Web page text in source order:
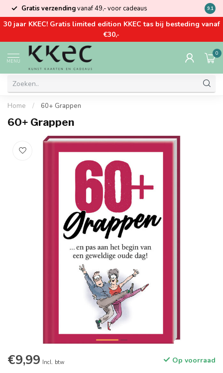
Gratis verzendingvanaf 49,- voor cadeaus Kom
9.1
30 jaar KKEC! Gratis limited edition KKEC tas bij besteding vanaf
€30,-
MENU
0
Home / 60+ Grappen
60+ Grappen
€9,99 Incl. btw Op voorraad